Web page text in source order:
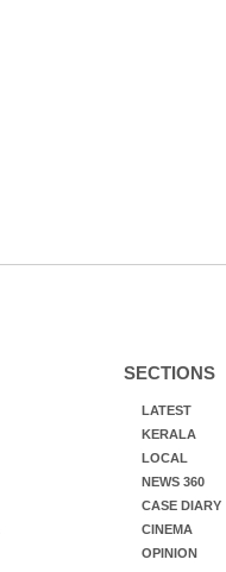
SECTIONS
LATEST
KERALA
LOCAL
NEWS 360
CASE DIARY
CINEMA
OPINION